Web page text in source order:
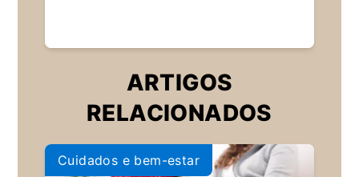
ARTIGOS
RELACIONADOS
Cuidados e bem-estar